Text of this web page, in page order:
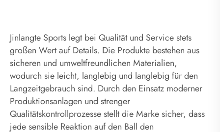
Jinlangte Sports legt bei Qualität und Service stets
großen Wert auf Details. Die Produkte bestehen aus
sicheren und umweltfreundlichen Materialien,
wodurch sie leicht, langlebig und langlebig für den
Langzeitgebrauch sind. Durch den Einsatz moderner
Produktionsanlagen und strenger
Qualitätskontrollprozesse stellt die Marke sicher, dass
jede sensible Reaktion auf den Ball den